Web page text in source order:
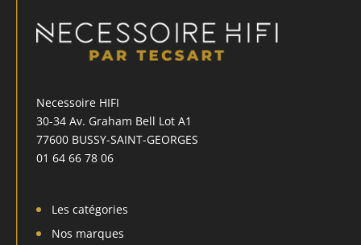
Necessoire HIFI
30-34 Av. Graham Bell Lot A1
77600 BUSSY-SAINT-GEORGES
01 64 66 78 06
Les catégories
Nos marques